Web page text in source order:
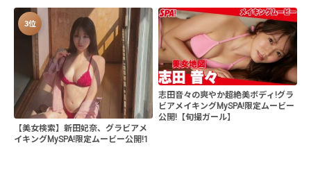
3位
【美女検索】新田妃奈、グラビアメ
イキングMySPA!限定ムービー公開!1
志田音々の爽やか超絶美ボディ!グラ
ビアメイキングMySPA!限定ムービー
公開!【旬撮ガール】